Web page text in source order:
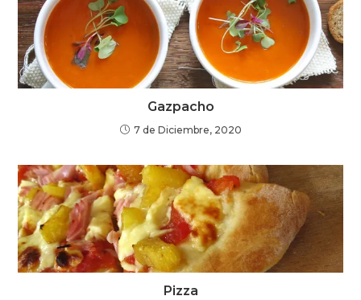
Gazpacho
7 de Diciembre, 2020
Pizza